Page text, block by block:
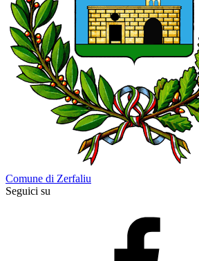
Comune di Zerfaliu
Seguici su